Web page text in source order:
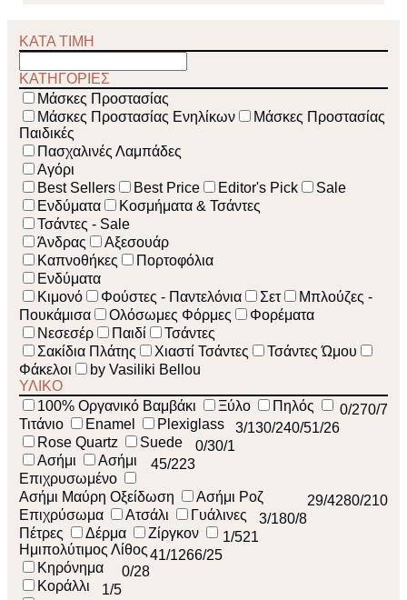
ΚΑΤΑ ΤΙΜΗ
ΚΑΤΗΓΟΡΙΕΣ
Μάσκες Προστασίας
Μάσκες Προστασίας Ενηλίκων
Μάσκες Προστασίας
Παιδικές
Πασχαλινές Λαμπάδες
Αγόρι
Best Sellers
Best Price Editor's Pick
Sale
Ενδύματα
Κοσμήματα & Τσάντες
Τσάντες - Sale
Άνδρας
Αξεσουάρ
Καπνοθήκες
Πορτοφόλια
Ενδύματα
Κιμονό
Φούστες - Παντελόνια Σετ
Μπλούζες -
Πουκάμισα
Ολόσωμες Φόρμες
Φορέματα
Νεσεσέρ
Παιδί
Τσάντες
Σακίδια Πλάτης
Χιαστί Τσάντες
Τσάντες Ώμου
Φάκελοι
by Vasiliki Bellou
ΥΛΙΚΟ
100% Οργανικό Βαμβάκι
0/7
Ξύλο 0/27
Πηλός
1/26
Τιτάνιο 0/5
Enamel 0/24
Plexiglass 3/13
Rose Quartz
0/1
Suede 0/3
Ασήμι
45/223
Ασήμι
Επιχρυσωμένο
80/210
Ασήμι Μαύρη Οξείδωση 29/42
Ασήμι Ροζ
Επιχρύσωμα
0/8
Ατσάλι 3/18
Γυάλινες
Πέτρες
1
Δέρμα 1/52
Ζίργκον
6/25
Ημιπολύτιμος Λίθος41/126
Κηρόνημα
0/28
Κοράλλι
1/5